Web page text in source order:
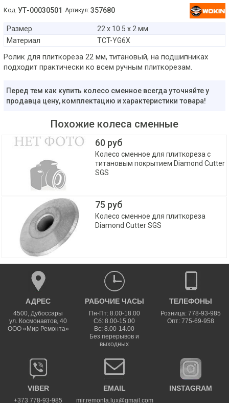
Код: УТ-00030501 Артикул: 357680
Размер
22 х 10.5 х 2 мм
Материал
TCT-YG6X
Ролик для плиткореза 22 мм, титановый, на подшипниках
подходит практически ко всем ручным плиткорезам.
Перед тем как купить колесо сменное всегда уточняйте у
продавца цену, комплектацию и характеристики товара!
Похожие колеса сменные
60 руб
Колесо сменное для плиткореза с
титановым покрытием Diamond Cutter
SGS
75 руб
Колесо сменное для плиткореза
Diamond Cutter SGS
АДРЕС
4500,Дубоссары
ул. Космонавтов, 40
ООО «Мир Ремонта»
РАБОЧИЕ ЧАСЫ
Пн-Пт: 8.00-18.00
Сб: 8.00-15.00
Вс: 8.00-14.00
Без перерывов и
выходных
ТЕЛЕФОНЫ
Розница: 778-93-985
Опт: 775-69-958
VIBER
+373 778-93-985
EMAIL
mir.remonta.lux@gmail.com
INSTAGRAM